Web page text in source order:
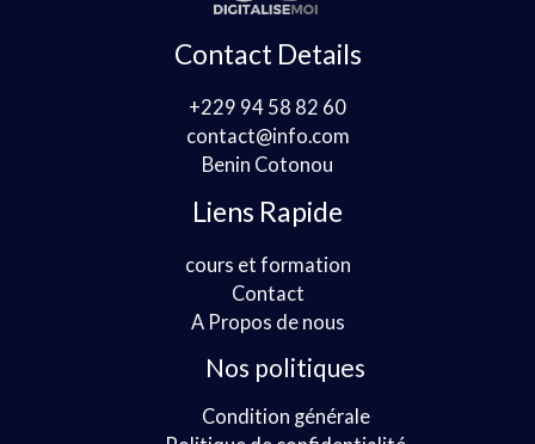
Contact Details
+229 94 58 82 60
contact@info.com
Benin Cotonou
Liens Rapide
cours et formation
Contact
A Propos de nous
Nos politiques
Condition générale